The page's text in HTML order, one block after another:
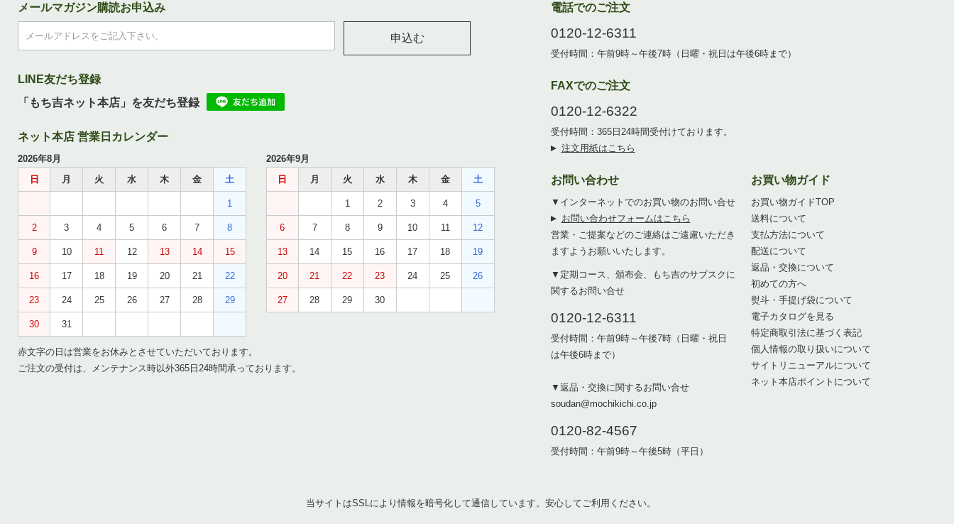
メールマガジン購読お申込み
申込む
LINE友だち登録
「もち吉ネット本店」を友だち登録
ネット本店 営業日カレンダー
2026年8月
日
月 火 水 木 金 土
1
2 3 4 5 6 7 8
9 10 11 12 13 14 15
16 17 18 19 20 21 22
23 24 25 26 27 28 29
30 31
2026年9月
日
月 火 水 木 金 土
1 2 3 4 5
6 7 8 9 10 11 12
13 14 15 16 17 18 19
20 21 22 23 24 25 26
27 28 29 30
赤文字の日は営業をお休みとさせていただいております。
ご注文の受付は、メンテナンス時以外365日24時間承っております。
電話でのご注文
0120-12-6311
受付時間：午前9時～午後7時（日曜・祝日は午後6時まで）
FAXでのご注文
0120-12-6322
受付時間：365日24時間受付けております。
注文用紙はこちら
お問い合わせ
▼インターネットでのお買い物のお問い合せ
お問い合わせフォームはこちら
営業・ご提案などのご連絡はご遠慮いただき
ますようお願いいたします。
▼定期コース、頒布会、もち吉のサブスクに
関するお問い合せ
0120-12-6311
受付時間：午前9時～午後7時（日曜・祝日
は午後6時まで）
▼返品・交換に関するお問い合せ
soudan@mochikichi.co.jp
0120-82-4567
受付時間：午前9時～午後5時（平日）
お買い物ガイド
お買い物ガイドTOP
送料について
支払方法について
配送について
返品・交換について
初めての方へ
熨斗・手提げ袋について
電子カタログを見る
特定商取引法に基づく表記
個人情報の取り扱いについて
サイトリニューアルについて
ネット本店ポイントについて
当サイトはSSLにより情報を暗号化して通信しています。安心してご利用ください。